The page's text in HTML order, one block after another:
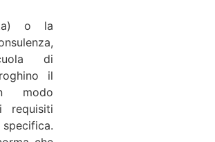
o la
di
il
modo
requisiti